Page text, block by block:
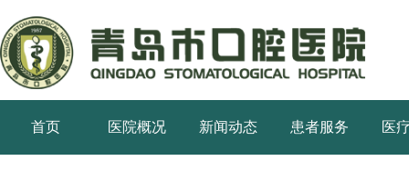
首页 医院概况 新闻动态 患者服务 医